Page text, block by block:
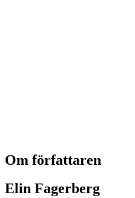
Om författaren
Elin Fagerberg